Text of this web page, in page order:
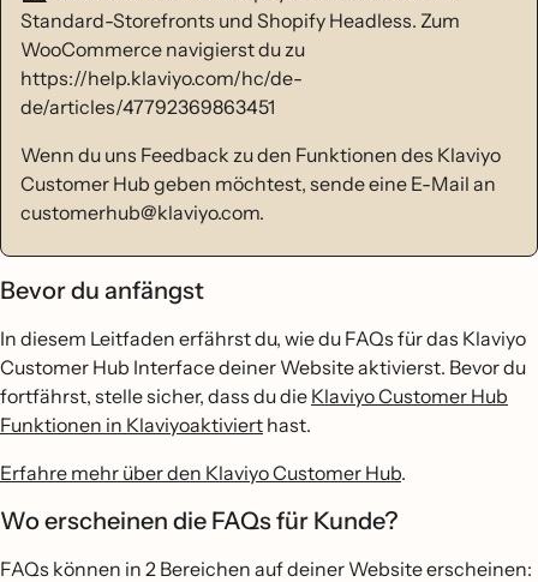
Standard-Storefronts und Shopify Headless. Zum
WooCommerce navigierst du zu
https://help.klaviyo.com/hc/de-
de/articles/47792369863451
Wenn du uns Feedback zu den Funktionen des Klaviyo
Customer Hub geben möchtest, sende eine E-Mail an
customerhub@klaviyo.com.
Bevor du anfängst
In diesem Leitfaden erfährst du, wie du FAQs für das Klaviyo
Customer Hub Interface deiner Website aktivierst. Bevor du
fortfährst, stelle sicher, dass du die Klaviyo Customer Hub
Funktionen in Klaviyoaktiviert hast.
Erfahre mehr über den Klaviyo Customer Hub.
Wo erscheinen die FAQs für Kunde?
FAQs können in 2 Bereichen auf deiner Website erscheinen: